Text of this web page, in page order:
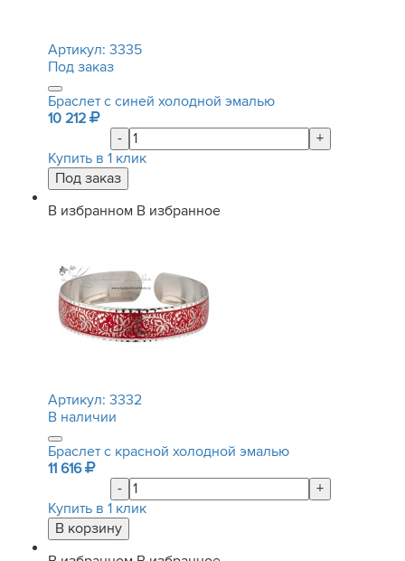
Артикул: 3335
Под заказ
Браслет с синей холодной эмалью
10 212
-
+
Купить в 1 клик
В избранном В избранное
Артикул: 3332
В наличии
Браслет с красной холодной эмалью
11 616
-
+
Купить в 1 клик